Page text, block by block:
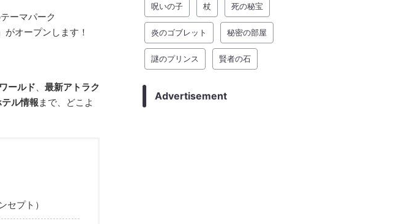
ーマパーク
」がオープンします！
ールド、 最新アトラク
ル情報 まで、どこよ
セプト）
呪いの子 杖 死の秘宝
炎のゴブレット 秘密の部屋
謎のプリンス 賢者の石
Advertisement